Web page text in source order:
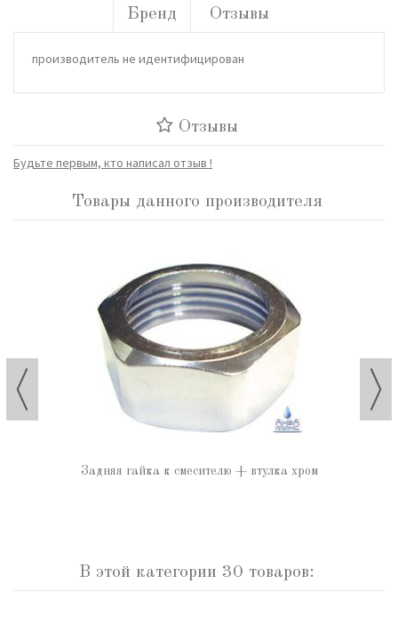
Бренд Отзывы
производитель не идентифицирован
Отзывы
Будьте первым, кто написал отзыв !
Товары данного производителя
Задняя гайка к смесителю + втулка хром
В этой категории 30 товаров: